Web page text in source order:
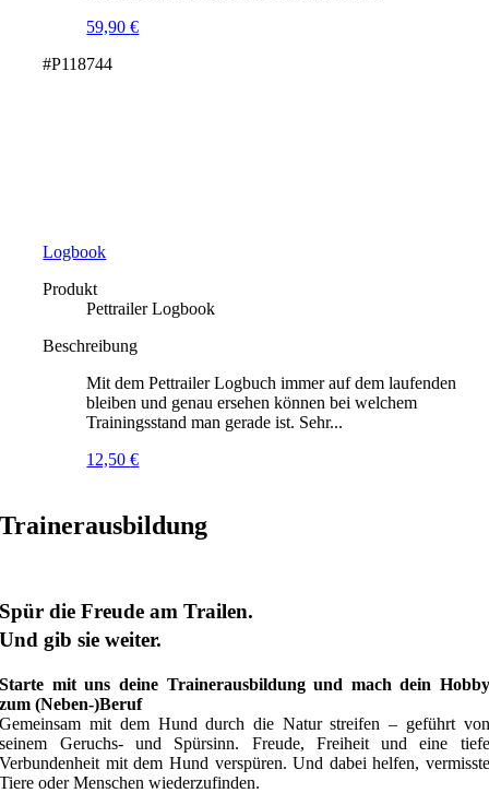
59,90€
#P118744
Logbook
Produkt
Pettrailer Logbook
Beschreibung
Mit dem Pettrailer Logbuch immer auf dem laufenden
bleiben und genau ersehen können bei welchem
Trainingsstand man gerade ist. Sehr...
12,50€
Trainerausbildung
Spür die Freude am Trailen.
Und gib sie weiter.
Starte mit uns deine Trainerausbildung und mach dein Hobby
zum (Neben-)Beruf
Gemeinsam mit dem Hund durch die Natur streifen – geführt von
seinem Geruchs- und Spürsinn. Freude, Freiheit und eine tiefe
Verbundenheit mit dem Hund verspüren. Und dabei helfen, vermisste
Tiere oder Menschen wiederzufinden.